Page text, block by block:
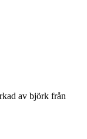
av björk från